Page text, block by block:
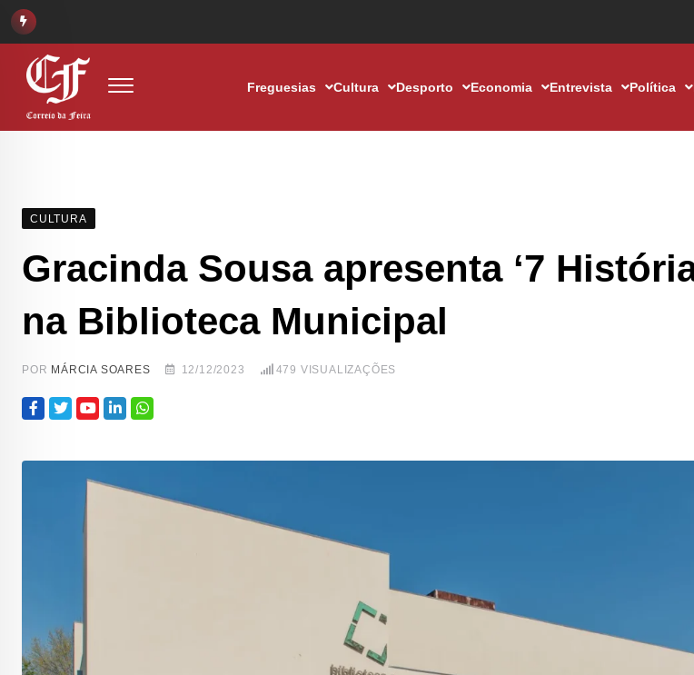
Freguesias Cultura Desporto Economia Entrevista Política
CULTURA
Gracinda Sousa apresenta ‘7
na Biblioteca Municipal
POR MÁRCIA SOARES 12/12/2023 479 VISUALIZAÇÕES